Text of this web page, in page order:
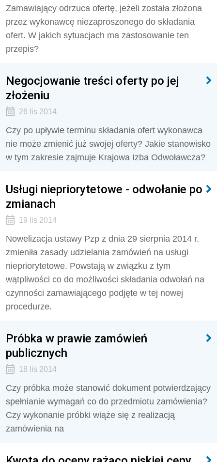
Zamawiający odrzuca ofertę, jeżeli została złożona
przez wykonawcę niezaproszonego do składania
ofert. W jakich sytuacjach ma zastosowanie ten
przepis?
Negocjowanie treści oferty po jej
złożeniu
26 lis 2014
Czy po upływie terminu składania ofert wykonawca
nie może zmienić już swojej oferty? Jakie stanowisko
w tym zakresie zajmuje Krajowa Izba Odwoławcza?
Usługi niepriorytetowe - odwołanie po
zmianach
19 lis 2014
Nowelizacja ustawy Pzp z dnia 29 sierpnia 2014 r.
zmieniła zasady udzielania zamówień na usługi
niepriorytetowe. Powstają w związku z tym
wątpliwości co do możliwości składania odwołań na
czynności zamawiającego podjęte w tej nowej
procedurze.
Próbka w prawie zamówień
publicznych
18 lis 2014
Czy próbka może stanowić dokument potwierdzający
spełnianie wymagań co do przedmiotu zamówienia?
Czy wykonanie próbki wiąże się z realizacją
zamówienia na